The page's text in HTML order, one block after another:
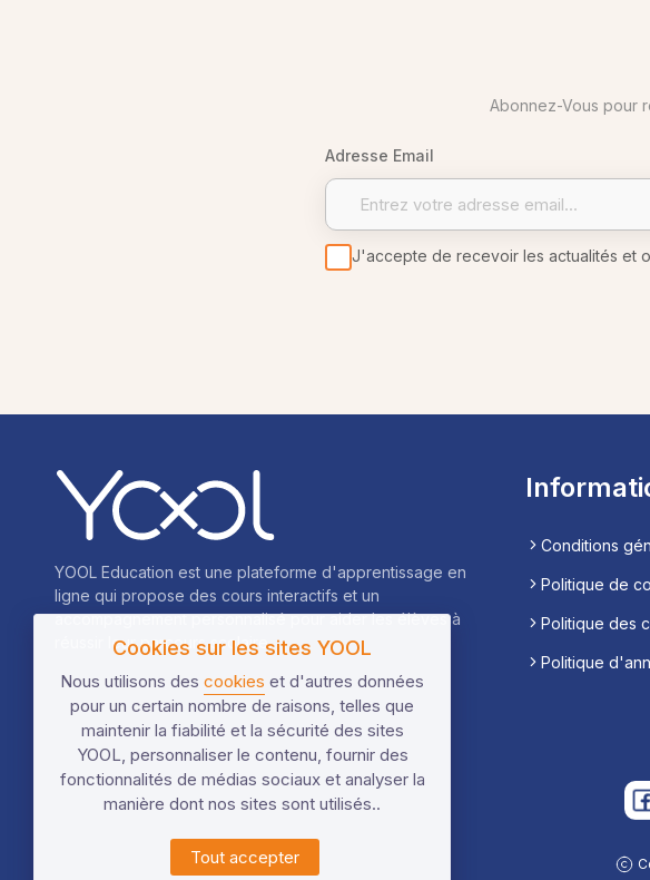
Abonnez-Vous pour
Adresse Email
J'accepte de recevoir les actualités et
YOOL Education est une plateforme d'apprentissage en
ligne qui propose des cours interactifs et un
accompagnement personnalisé pour aider les élèves à
réussir leur parcours scolaire.
Conditions
Politique de
Politique des
Politique
Cookies sur les sites YOOL
Nous utilisons des cookies et d'autres données
pour un certain nombre de raisons, telles que
maintenir la fiabilité et la sécurité des sites
YOOL, personnaliser le contenu, fournir des
fonctionnalités de médias sociaux et analyser la
manière dont nos sites sont utilisés..
Tout accepter